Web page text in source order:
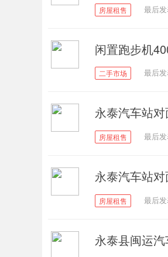
房屋租售 最后发
闲置跑步机
二手市场 最后发
永泰汽车站
房屋租售 最后发
永泰汽车站
房屋租售 最后发
永泰县闽运